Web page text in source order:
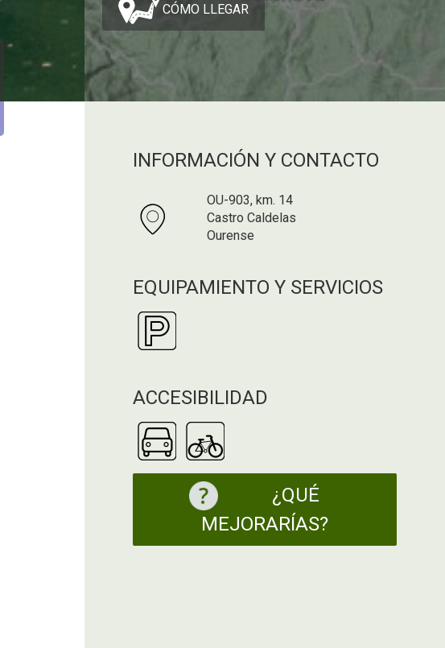
CÓMO LLEGAR
INFORMACIÓN Y CONTACTO
OU-903, km. 14
Castro Caldelas
Ourense
EQUIPAMIENTO Y SERVICIOS
ACCESIBILIDAD
¿QUÉ
MEJORARÍAS?